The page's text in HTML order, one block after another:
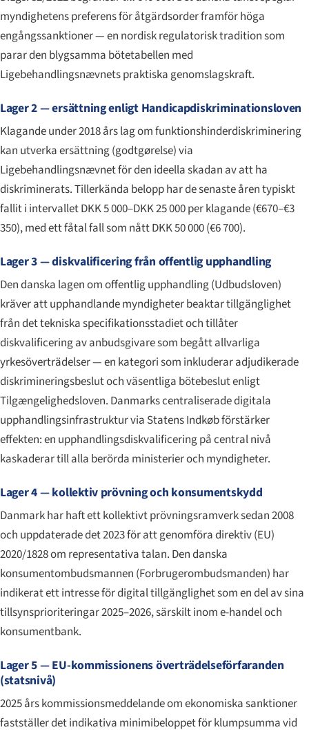
myndighetens preferens för åtgärdsorder framför höga
engångssanktioner — en nordisk regulatorisk tradition som
parar den blygsamma bötetabellen med
Ligebehandlingsnævnets praktiska genomslagskraft.
Lager 2 — ersättning enligt Handicapdiskriminationsloven
Klagande under 2018 års lag om funktionshinderdiskriminering
kan utverka ersättning (godtgørelse) via
Ligebehandlingsnævnet för den ideella skadan av att ha
diskriminerats. Tillerkända belopp har de senaste åren typiskt
fallit i intervallet DKK 5 000–DKK 25 000 per klagande (€670–€3
350), med ett fåtal fall som nått DKK 50 000 (€6 700).
Lager 3 — diskvalificering från offentlig upphandling
Den danska lagen om offentlig upphandling (Udbudsloven)
kräver att upphandlande myndigheter beaktar tillgänglighet
från det tekniska specifikationsstadiet och tillåter
diskvalificering av anbudsgivare som begått allvarliga
yrkesöverträdelser — en kategori som inkluderar adjudikerade
diskrimineringsbeslut och väsentliga bötebeslut enligt
Tilgængelighedsloven. Danmarks centraliserade digitala
upphandlingsinfrastruktur via Statens Indkøb förstärker
effekten: en upphandlingsdiskvalificering på central nivå
kaskaderar till alla berörda ministerier och myndigheter.
Lager 4 — kollektiv prövning och konsumentskydd
Danmark har haft ett kollektivt prövningsramverk sedan 2008
och uppdaterade det 2023 för att genomföra direktiv (EU)
2020/1828 om representativa talan. Den danska
konsumentombudsmannen (Forbrugerombudsmanden) har
indikerat ett intresse för digital tillgänglighet som en del av sina
tillsynsprioriteringar 2025–2026, särskilt inom e-handel och
konsumentbank.
Lager 5 — EU-kommissionens överträdelseförfaranden
(statsnivå)
2025 års kommissionsmeddelande om ekonomiska sanktioner
fastställer det indikativa minimibeloppet för klumpsumma vid